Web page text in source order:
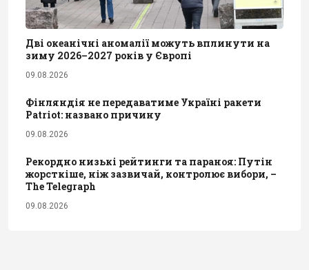
Дві океанічні аномалії можуть вплинути на
зиму 2026–2027 років у Європі
09.08.2026
Фінляндія не передаватиме Україні ракети
Patriot: названо причину
09.08.2026
Рекордно низькі рейтинги та параноя: Путін
жорсткіше, ніж зазвичай, контролює вибори, –
The Telegraph
09.08.2026